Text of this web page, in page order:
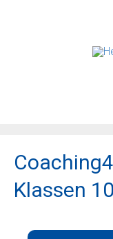
Klassen 10